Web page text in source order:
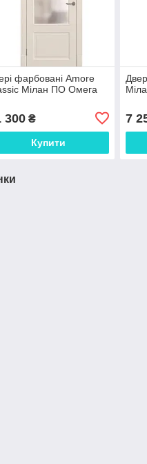
фарбовані Amore
Мілан ПО Омега
300₴
Купити
7